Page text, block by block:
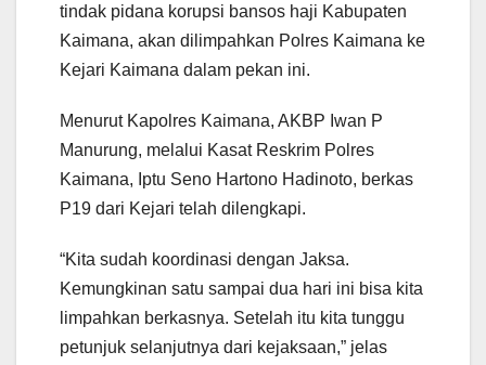
tindak pidana korupsi bansos haji Kabupaten
Kaimana, akan dilimpahkan Polres Kaimana ke
Kejari Kaimana dalam pekan ini.
Menurut Kapolres Kaimana, AKBP Iwan P
Manurung, melalui Kasat Reskrim Polres
Kaimana, Iptu Seno Hartono Hadinoto, berkas
P19 dari Kejari telah dilengkapi.
“Kita sudah koordinasi dengan Jaksa.
Kemungkinan satu sampai dua hari ini bisa kita
limpahkan berkasnya. Setelah itu kita tunggu
petunjuk selanjutnya dari kejaksaan,” jelas